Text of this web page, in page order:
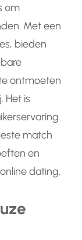
om
Met een
bieden
ontmoeten
Het is
match
en
dating.